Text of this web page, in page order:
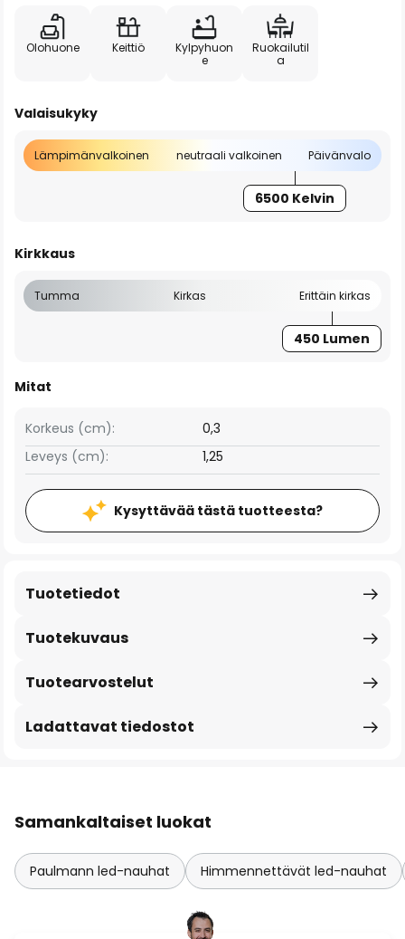
Olohuone Keittiö
Kylpyhuon
e
Ruokailutil
a
Valaisukyky
Lämpimänvalkoinen neutraali valkoinen Päivänvalo
6500 Kelvin
Kirkkaus
Tumma Kirkas Erittäin kirkas
450 Lumen
Mitat
Leveys (cm): 1,25
Korkeus (cm): 0,3
Kysyttävää tästä tuotteesta?
Tuotekuvaus
Tuotetiedot
Tuotearvostelut
Ladattavat tiedostot
Samankaltaiset luokat
Paulmann led-nauhat Himmennettävät led-nauhat